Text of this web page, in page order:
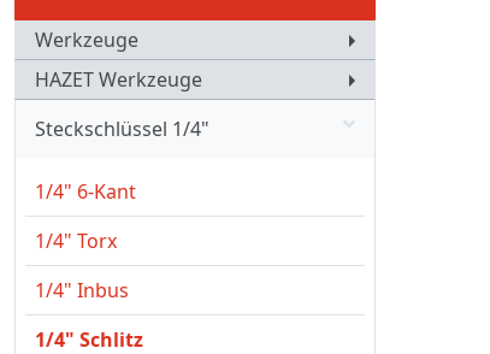
Werkzeuge
HAZET Werkzeuge
Steckschlüssel 1/4"
1/4" 6-Kant
1/4" Torx
1/4" Inbus
1/4" Schlitz